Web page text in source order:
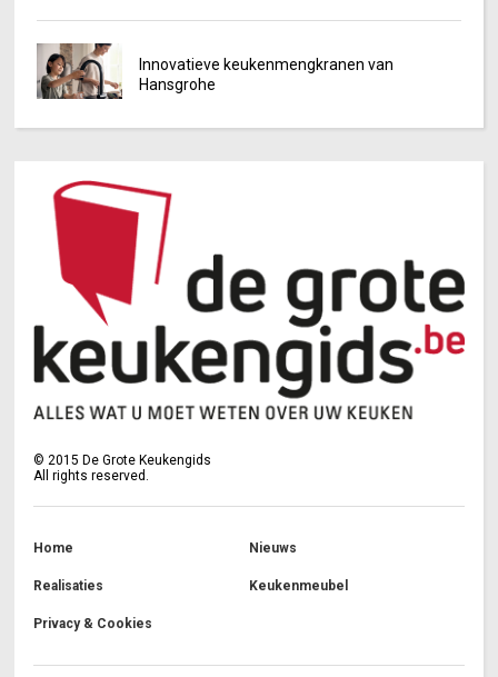
Innovatieve keukenmengkranen van
Hansgrohe
© 2015 De Grote Keukengids
All rights reserved.
Home Nieuws
Realisaties Keukenmeubel
Privacy & Cookies